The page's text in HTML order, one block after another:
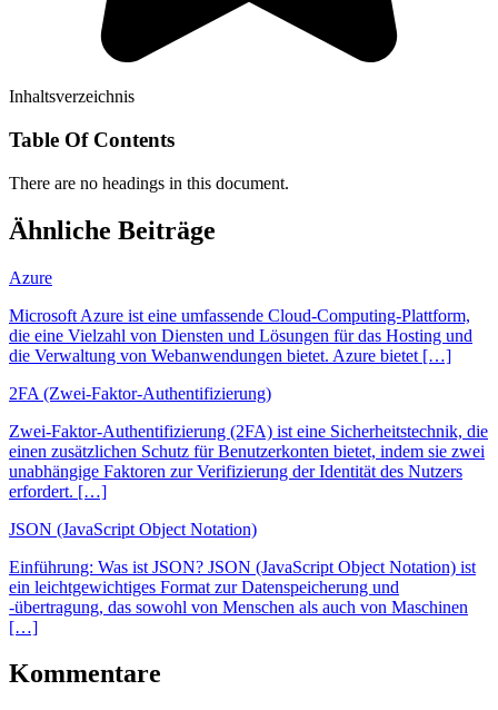
Inhaltsverzeichnis
Table Of Contents
There are no headings in this document.
Ähnliche Beiträge
Azure
Microsoft Azure ist eine umfassende Cloud-Computing-Plattform,
die eine Vielzahl von Diensten und Lösungen für das Hosting und
die Verwaltung von Webanwendungen bietet. Azure bietet […]
2FA (Zwei-Faktor-Authentifizierung)
Zwei-Faktor-Authentifizierung (2FA) ist eine Sicherheitstechnik, die
einen zusätzlichen Schutz für Benutzerkonten bietet, indem sie zwei
unabhängige Faktoren zur Verifizierung der Identität des Nutzers
erfordert. […]
JSON (JavaScript Object Notation)
Einführung: Was ist JSON? JSON (JavaScript Object Notation) ist
ein leichtgewichtiges Format zur Datenspeicherung und
-übertragung, das sowohl von Menschen als auch von Maschinen
[…]
Kommentare